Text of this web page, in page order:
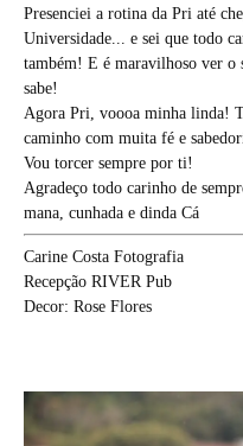
Presenciei a rotina da Pri até
Universidade... e sei que todo
também! E é maravilhoso ver o
sabe!
Agora Pri, voooa minha linda!
caminho com muita fé e
Vou torcer sempre por ti!
Agradeço todo carinho de
mana, cunhada e dinda Cá
Carine Costa Fotografia
Recepção RIVER Pub
Decor: Rose Flores